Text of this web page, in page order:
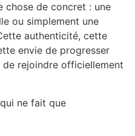
chose de concret : une
ou simplement une
authenticité, cette
envie de progresser
de rejoindre officiellement
ne fait que